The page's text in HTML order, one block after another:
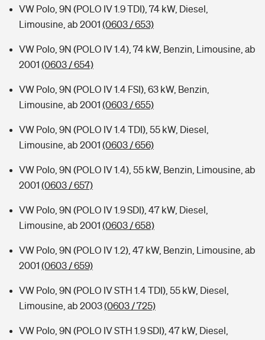
VW Polo, 9N (POLO IV 1.9 TDI), 74 kW, Diesel,
Limousine, ab 2001 (0603 / 653)
VW Polo, 9N (POLO IV 1.4), 74 kW, Benzin, Limousine, ab
2001 (0603 / 654)
VW Polo, 9N (POLO IV 1.4 FSI), 63 kW, Benzin,
Limousine, ab 2001 (0603 / 655)
VW Polo, 9N (POLO IV 1.4 TDI), 55 kW, Diesel,
Limousine, ab 2001 (0603 / 656)
VW Polo, 9N (POLO IV 1.4), 55 kW, Benzin, Limousine, ab
2001 (0603 / 657)
VW Polo, 9N (POLO IV 1.9 SDI), 47 kW, Diesel,
Limousine, ab 2001 (0603 / 658)
VW Polo, 9N (POLO IV 1.2), 47 kW, Benzin, Limousine, ab
2001 (0603 / 659)
VW Polo, 9N (POLO IV STH 1.4 TDI), 55 kW, Diesel,
Limousine, ab 2003(0603 / 725)
VW Polo, 9N (POLO IV STH 1.9 SDI), 47 kW, Diesel,